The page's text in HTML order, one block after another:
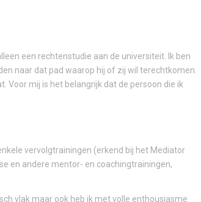
een rechtenstudie aan de universiteit. Ik ben
naar dat pad waarop hij of zij wil terechtkomen.
Voor mij is het belangrijk dat de persoon die ik
vervolgtrainingen (erkend bij het Mediator
en andere mentor- en coachingtrainingen,
vlak maar ook heb ik met volle enthousiasme